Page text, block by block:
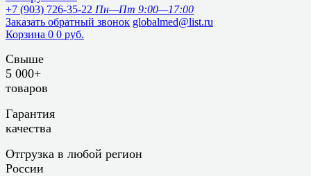
+7 (903) 726-35-22 Пн—Пт 9:00—17:00
Заказать обратный звонок globalmed@list.ru
Корзина 0 0 руб.
Свыше
5 000+
товаров
Гарантия
качества
Отгрузка в любой регион
России